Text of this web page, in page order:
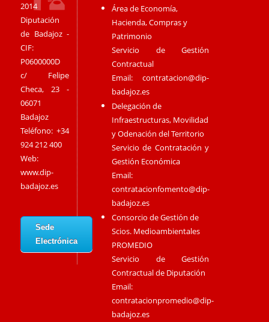
2014
Diputación
de Badajoz -
CIF:
P0600000D
c/ Felipe
Checa, 23 -
06071
Badajoz
Teléfono: +34
924 212 400
Web:
www.dip-
badajoz.es
Sede
Electrónica
Área de Economía,
Hacienda, Compras y
Patrimonio
Servicio de Gestión
Contractual
Email:contratacion@dip-
badajoz.es
Delegación de
Infraestructuras, Movilidad
y Odenación del Territorio
Servicio de Contratación y
Gestión Económica
Email:
contratacionfomento@dip-
badajoz.es
Consorcio de Gestión de
Scios. Medioambientales
PROMEDIO
Servicio de Gestión
Contractual de Diputación
Email:
contratacionpromedio@dip-
badajoz.es